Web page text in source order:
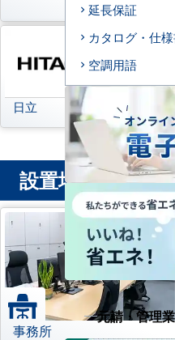
日立 三菱
設置場所 から
事務所
延長保証
カタログ・仕
空調用語
元請・管理